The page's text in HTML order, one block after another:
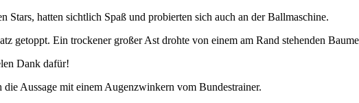
hatten sichtlich Spaß und probierten sich auch an der Ballmaschine.
getoppt. Ein trockener großer Ast drohte von einem am Rand stehenden
Dank dafür!
Aussage mit einem Augenzwinkern vom Bundestrainer.